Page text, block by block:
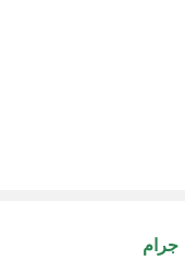
جرام